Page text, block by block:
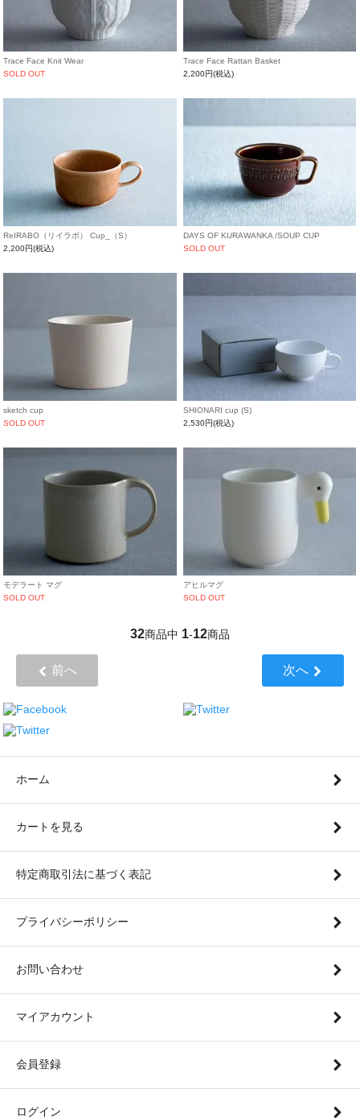
Trace Face Knit Wear
SOLD OUT
Trace Face Rattan Basket
2,200円(税込)
ReIRABO（リイラボ） Cup_（S）
2,200円(税込)
DAYS OF KURAWANKA /SOUP CUP
SOLD OUT
sketch cup
SOLD OUT
SHIONARI cup (S)
2,530円(税込)
モデラート マグ
SOLD OUT
アヒルマグ
SOLD OUT
32商品中 1-12商品
前へ 次へ
ホーム
カートを見る
特定商取引法に基づく表記
プライバシーポリシー
お問い合わせ
マイアカウント
会員登録
ログイン